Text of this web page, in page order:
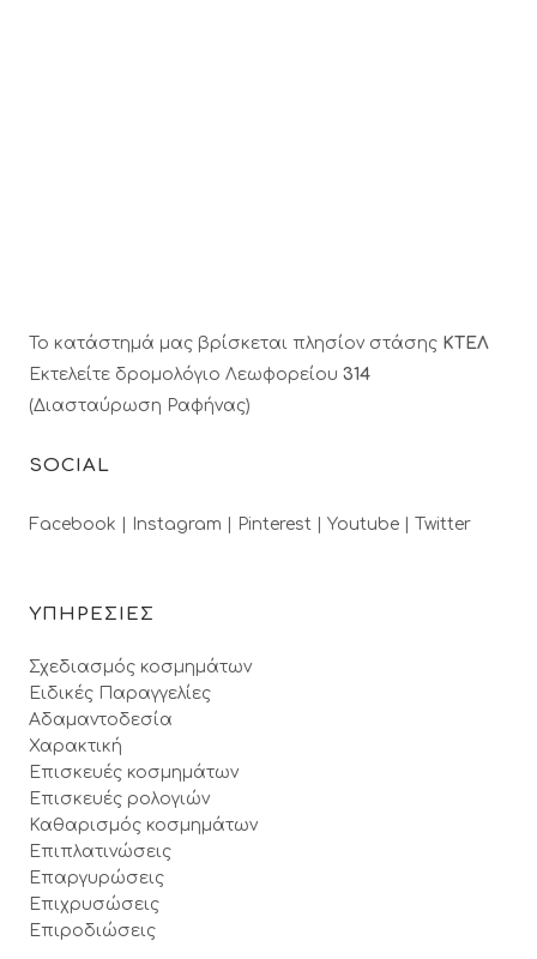
Το κατάστημά μας βρίσκεται πλησίον στάσης ΚΤΕΛ
Εκτελείτε δρομολόγιο Λεωφορείου 314
(Διασταύρωση Ραφήνας)
SOCIAL
Facebook | Instagram | Pinterest | Youtube | Twitter
ΥΠΗΡΕΣΙΕΣ
Σχεδιασμός κοσμημάτων
Ειδικές Παραγγελίες
Αδαμαντοδεσία
Χαρακτική
Επισκευές κοσμημάτων
Επισκευές ρολογιών
Καθαρισμός κοσμημάτων
Επιπλατινώσεις
Επαργυρώσεις
Επιχρυσώσεις
Επιροδιώσεις